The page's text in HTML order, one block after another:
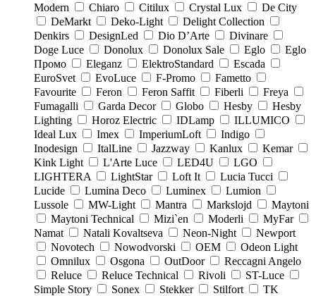
Modern
Chiaro Citilux Crystal Lux
De City
DeMarkt
Deko-Light
Delight Collection
Denkirs
DesignLed Dio D’Arte
Divinare
Doge Luce
Donolux Donolux Sale Eglo
Eglo
Промо
Eleganz ElektroStandard
Escada
EuroSvet
EvoLuce F-Promo
Fametto
Favourite
Feron Feron Saffit Fiberli
Freya
Fumagalli
Garda Decor Globo Hesby
Hesby
Lighting
Horoz Electric IDLamp
ILLUMICO
Ideal Lux
Imex ImperiumLoft
Indigo
Inodesign
ItalLine Jazzway Kanlux
Kemar
Kink Light
L'Arte Luce LED4U
LGO
LIGHTERA
LightStar Loft It
Lucia Tucci
Lucide
Lumina Deco Luminex
Lumion
Lussole
MW-Light Mantra Markslojd
Maytoni
Maytoni Technical
Mizi`en Moderli
MyFar
Namat
Natali Kovaltseva Neon-Night
Newport
Novotech
Nowodvorski OEM
Odeon Light
Omnilux
Osgona OutDoor
Reccagni Angelo
Reluce
Reluce Technical Rivoli
ST-Luce
Simple Story
Sonex Stekker Stilfort
TK